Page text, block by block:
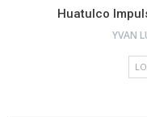
Huatulco
YVAN